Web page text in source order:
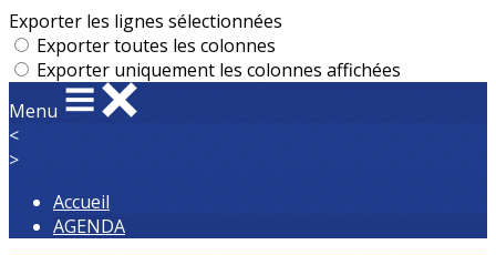
Exporter les lignes sélectionnées
Exporter toutes les colonnes
Exporter uniquement les colonnes affichées
Menu
<
>
Accueil
AGENDA